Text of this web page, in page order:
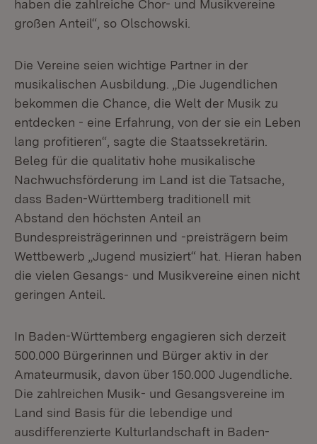
haben die zahlreiche Chor- und Musikvereine
großen Anteil“, so Olschowski.
Die Vereine seien wichtige Partner in der
musikalischen Ausbildung. „Die Jugendlichen
bekommen die Chance, die Welt der Musik zu
entdecken - eine Erfahrung, von der sie ein Leben
lang profitieren“, sagte die Staatssekretärin.
Beleg für die qualitativ hohe musikalische
Nachwuchsförderung im Land ist die Tatsache,
dass Baden-Württemberg traditionell mit
Abstand den höchsten Anteil an
Bundespreisträgerinnen und -preisträgern beim
Wettbewerb „Jugend musiziert“ hat. Hieran haben
die vielen Gesangs- und Musikvereine einen nicht
geringen Anteil.
In Baden-Württemberg engagieren sich derzeit
500.000 Bürgerinnen und Bürger aktiv in der
Amateurmusik, davon über 150.000 Jugendliche.
Die zahlreichen Musik- und Gesangsvereine im
Land sind Basis für die lebendige und
ausdifferenzierte Kulturlandschaft in Baden-